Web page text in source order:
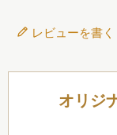
レビューを書く
オリジ